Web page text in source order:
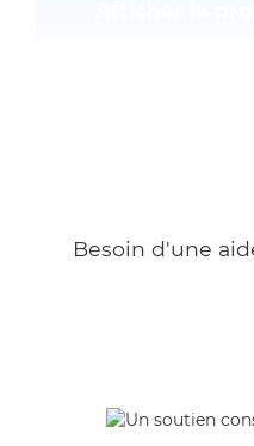
Besoin d'une